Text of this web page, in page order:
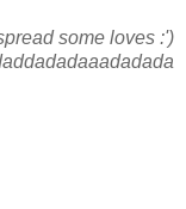
some loves :')